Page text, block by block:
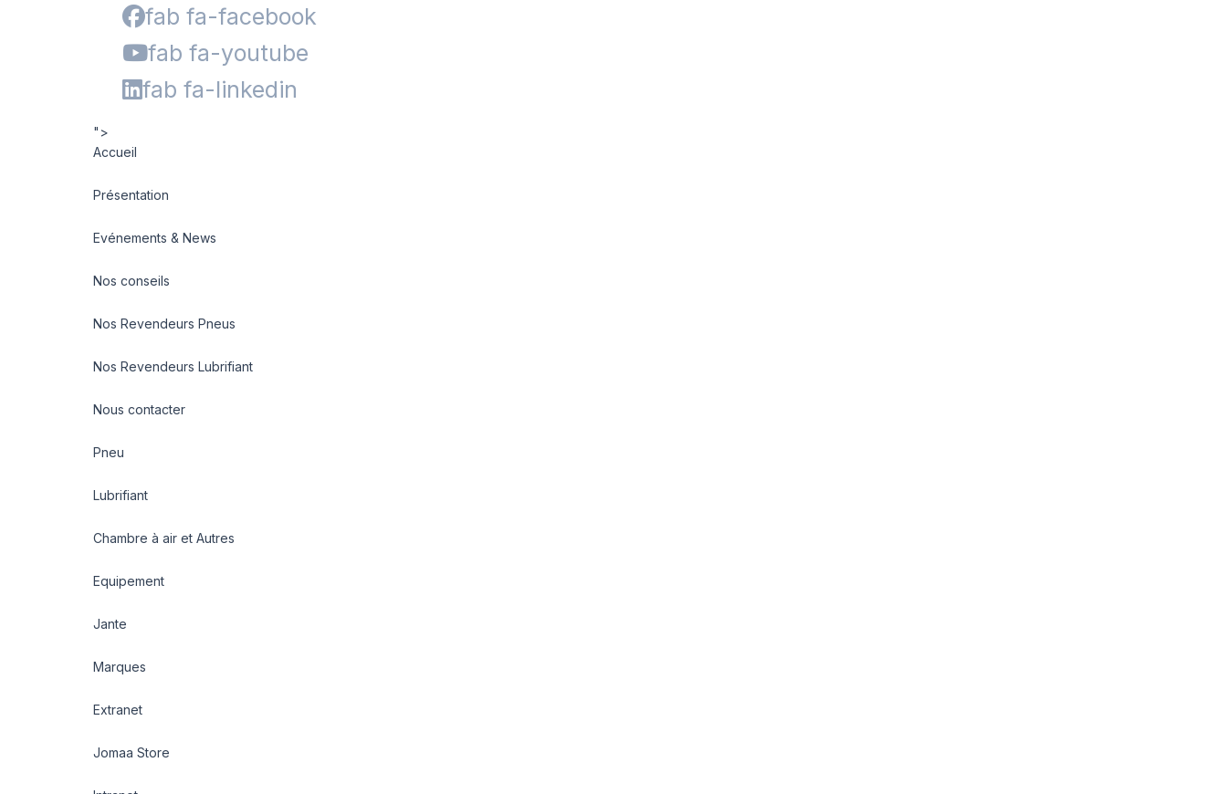
fab fa-facebook
fab fa-youtube
fab fa-linkedin
">
Accueil
Présentation
Evénements & News
Nos conseils
Nos Revendeurs Pneus
Nos Revendeurs Lubrifiant
Nous contacter
Pneu
Lubrifiant
Chambre à air et Autres
Equipement
Jante
Marques
Extranet
Jomaa Store